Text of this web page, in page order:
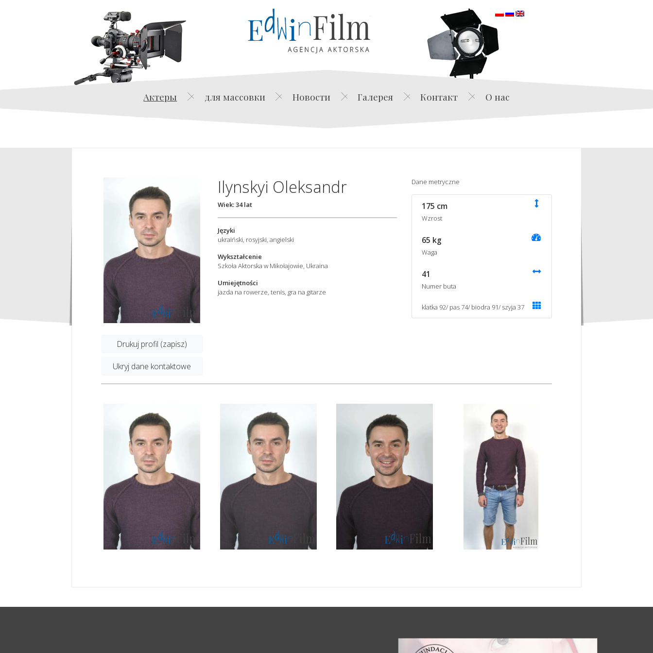
Edwin Film Agencja Aktorska
Актеры для массовки Новости Галерея Контакт О нас
Drukuj profil (zapisz)
Ukryj dane kontaktowe
Ilynskyi Oleksandr
Wiek: 34 lat
Języki
ukraiński, rosyjski, angielski
Wykształcenie
Szkoła Aktorska w Mikołajowie, Ukraina
Umiejętności
jazda na rowerze, tenis, gra na gitarze
Dane metryczne
175 cm
Wzrost
65 kg
Waga
41
Numer buta
klatka 92/ pas 74/ biodra 91/ szyja 37